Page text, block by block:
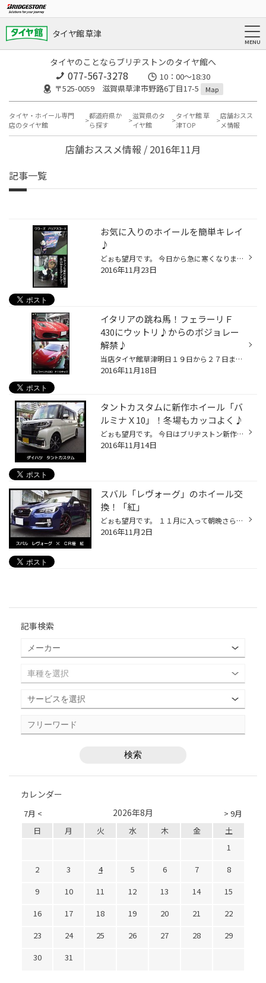
タイヤ館 草津
タイヤのことならブリヂストンのタイヤ館へ
077-567-3278
10：00～18:30
〒525-0059 滋賀県草津市野路6丁目17-5
Map
タイヤ・ホイール専門
店のタイヤ館
都道府県か
ら探す
滋賀県のタ
イヤ館
タイヤ館 草
津TOP
店舗おスス
メ情報
店舗おススメ情報 / 2016年11月
記事一覧
お気に入りのホイールを簡単キレイ
♪
どぉも望月です。 今日から急に寒くなりましたね:(；ﾞﾟ'ωﾟ'):ブルブル！ 寒がりの私にはつらい季節です・・・ そんな今日はホイールのコーティング作業をご紹介！ スタッドレスタイヤ用にホイールを買われる方がほとんどですが、最近は車に付いているホイールにスタッドレスタイヤを取り付け、 ノー...
2016年11月23日
イタリアの跳ね馬！フェラーリＦ
430にウットリ♪からのボジョレー
解禁♪
当店タイヤ館草津明日１９日から２７日まで セール企画「大感謝祭」を開催致します！ 新聞の折り込みチラシをご覧の方！チラシ裏面の「お買得」商品以外のブランドタイ ヤ・ホイールも「大感謝価格」でご奉仕致します！ 貴方にピッタリなタイヤをお得に「ちゃんと買い！」 多数のお客様のご来店をお...
2016年11月18日
タントカスタムに新作ホイール「バ
ルミナＸ10」！冬場もカッコよく♪
どぉも望月です。 今日はブリヂストン新作アルミホイールの取り付け事例をご紹介！ 取り付けたお車は「ダイハツ タントカスタム」ＬＡ６００Ｓ型です。 ご紹介の車「トップエディション」と通常グレードではヘッドライト・グリル・バ ンパーのデザインが違い、迫力が追加されていますね♪ 最近の軽自...
2016年11月14日
スバル「レヴォーグ」のホイール交
換！「紅」
どぉも望月です。 １１月に入って朝晩さらに冷え込みが厳しくなりました。 空気が乾燥している為か声を枯らしてしまい。ここ２～３日のお客様にはお聞き苦しい声で対応してしまい申し訳ありませんでした(；´∀｀) 今はアメちゃんを常に欠かさないように食べているので大丈夫です。 さぁ今日は！ アル...
2016年11月2日
記事検索
カレンダー
7月 < > 9月
2026年8月
日 月 火 水 木 金
土
1
2
3 4 5 6 7
8
9
10 11 12 13 14
15
16
17 18 19 20 21
22
23
24 25 26 27 28
29
30
31